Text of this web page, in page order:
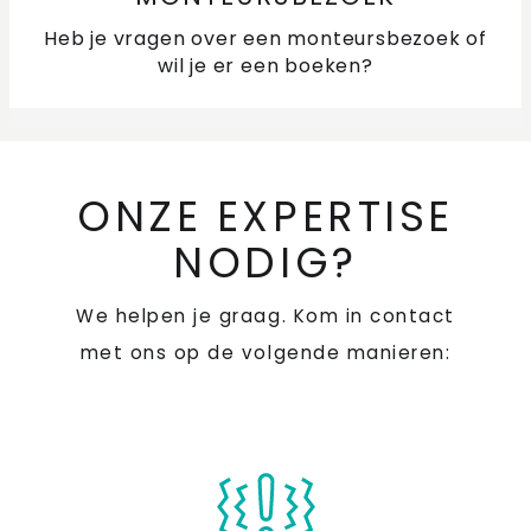
Waarom stopt mijn vaatwasser tijdens het
programma?
Waarom pompt mijn vaatwasser het (resterende)
Waarom blijft mijn vaat nat?
Wat doe ik als de magnetronfunctie van mijn oven niet
Heb je vragen over een monteursbezoek of
wil je er een boeken?
ONZE EXPERTISE
NODIG?
We helpen je graag. Kom in contact
met ons op de volgende manieren: